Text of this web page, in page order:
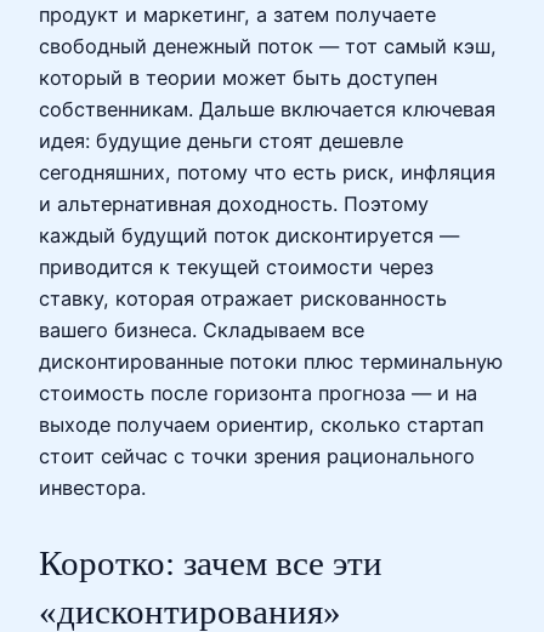
продукт и маркетинг, а затем получаете
свободный денежный поток — тот самый кэш,
который в теории может быть доступен
собственникам. Дальше включается ключевая
идея: будущие деньги стоят дешевле
сегодняшних, потому что есть риск, инфляция
и альтернативная доходность. Поэтому
каждый будущий поток дисконтируется —
приводится к текущей стоимости через
ставку, которая отражает рискованность
вашего бизнеса. Складываем все
дисконтированные потоки плюс терминальную
стоимость после горизонта прогноза — и на
выходе получаем ориентир, сколько стартап
стоит сейчас с точки зрения рационального
инвестора.
Коротко: зачем все эти
«дисконтирования»